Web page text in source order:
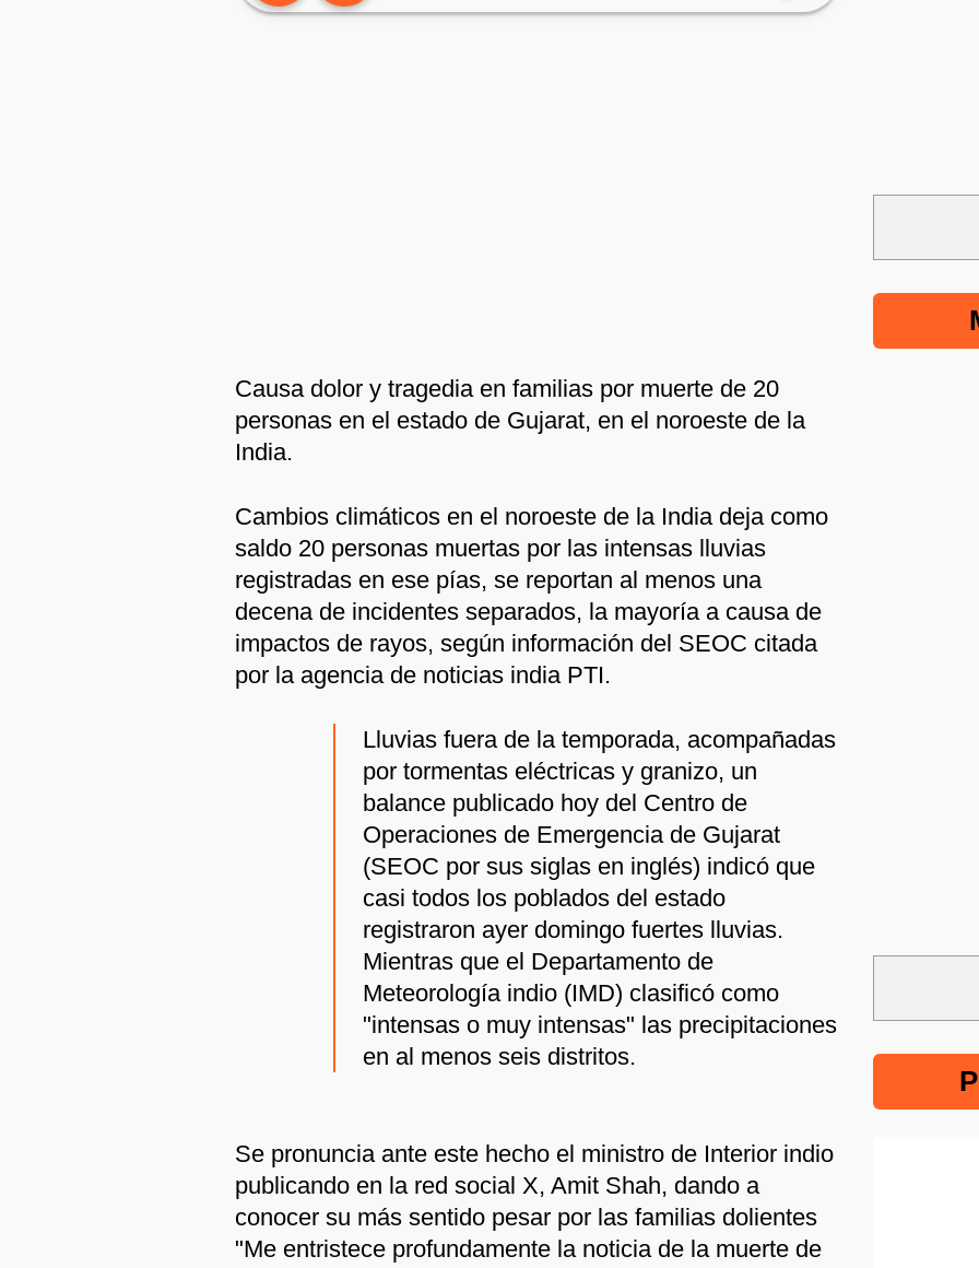
Causa dolor y tragedia en familias por muerte de 20
personas en el estado de Gujarat, en el noroeste de la
India.
Cambios climáticos en el noroeste de la India deja como
saldo 20 personas muertas por las intensas lluvias
registradas en ese pías, se reportan al menos una
decena de incidentes separados, la mayoría a causa de
impactos de rayos, según información del SEOC citada
por la agencia de noticias india PTI.
Lluvias fuera de la temporada, acompañadas
por tormentas eléctricas y granizo, un
balance publicado hoy del Centro de
Operaciones de Emergencia de Gujarat
(SEOC por sus siglas en inglés) indicó que
casi todos los poblados del estado
registraron ayer domingo fuertes lluvias.
Mientras que el Departamento de
Meteorología indio (IMD) clasificó como
"intensas o muy intensas" las precipitaciones
en al menos seis distritos.
Se pronuncia ante este hecho el ministro de Interior indio
publicando en la red social X, Amit Shah, dando a
conocer su más sentido pesar por las familias dolientes
"Me entristece profundamente la noticia de la muerte de